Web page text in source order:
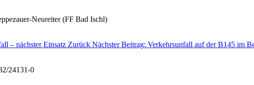
Neureiter (FF Bad Ischl)
– nächster Einsatz Zurück Nächster Beitrag: Verkehrsunfall auf der B145 im
24131-0